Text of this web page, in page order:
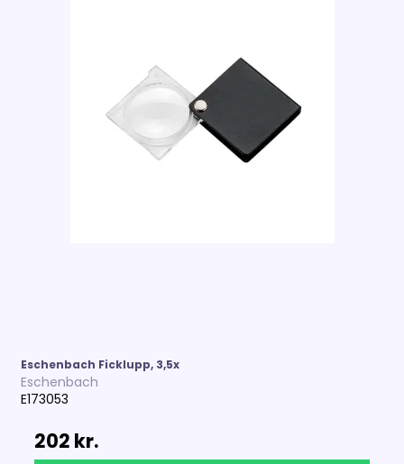
Eschenbach Ficklupp, 3,5x
Eschenbach
E173053
202 kr.